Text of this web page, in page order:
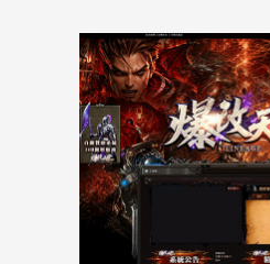
5000客戶展示